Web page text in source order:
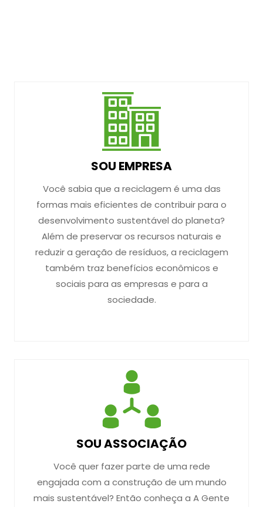
SOU EMPRESA
Você sabia que a reciclagem é uma das
formas mais eficientes de contribuir para o
desenvolvimento sustentável do planeta?
Além de preservar os recursos naturais e
reduzir a geração de resíduos, a reciclagem
também traz benefícios econômicos e
sociais para as empresas e para a
sociedade.
SOU ASSOCIAÇÃO
Você quer fazer parte de uma rede
engajada com a construção de um mundo
mais sustentável? Então conheça a A Gente